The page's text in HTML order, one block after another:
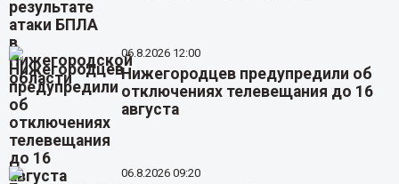
06.8.2026 12:00
Нижегородцев предупредили об
отключениях телевещания до 16
августа
06.8.2026 09:20